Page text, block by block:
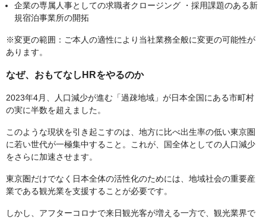
企業の専属人事としての求職者クロージング ・採用課題のある新
規宿泊事業所の開拓
※変更の範囲：ご本人の適性により当社業務全般に変更の可能性が
あります。
なぜ、おもてなしHRをやるのか
2023年4月、人口減少が進む「過疎地域」が日本全国にある市町村
の実に半数を超えました。
このような現状を引き起こすのは、地方に比べ出生率の低い東京圏
に若い世代が一極集中すること。これが、国全体としての人口減少
をさらに加速させます。
東京圏だけでなく日本全体の活性化のためには、地域社会の重要産
業である観光業を支援することが必要です。
しかし、アフターコロナで来日観光客が増える一方で、観光業界で